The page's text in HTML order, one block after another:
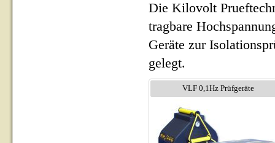
Die Kilovolt
tragbare
Geräte zur
gelegt.
VLF 0,1Hz Prüfgeräte